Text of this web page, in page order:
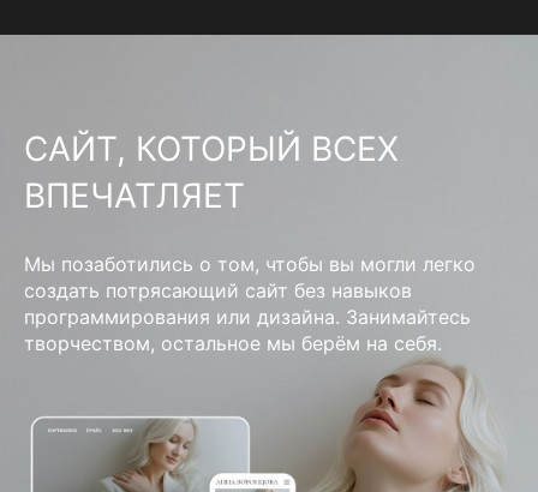
САЙТ, КОТОРЫЙ ВСЕХ
ВПЕЧАТЛЯЕТ
Мы позаботились о том, чтобы вы могли легко
создать потрясающий сайт без навыков
программирования или дизайна. Занимайтесь
творчеством, остальное мы берём на себя.